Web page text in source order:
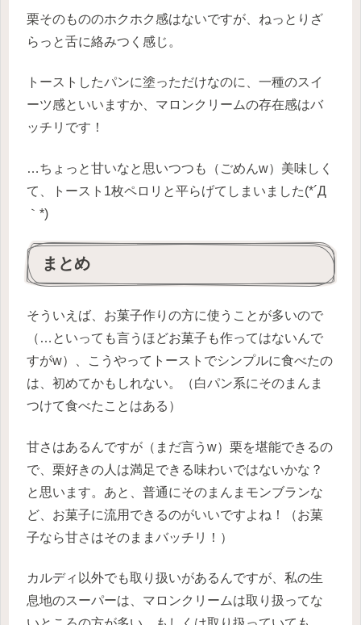
栗そのもののホクホク感はないですが、ねっとりざ
らっと舌に絡みつく感じ。
トーストしたパンに塗っただけなのに、一種のスイ
ーツ感といいますか、マロンクリームの存在感はバ
ッチリです！
…ちょっと甘いなと思いつつも（ごめんw）美味しく
て、トースト1枚ペロリと平らげてしまいました(*´Д
｀*)
まとめ
そういえば、お菓子作りの方に使うことが多いので
（…といっても言うほどお菓子も作ってはないんで
すがw）、こうやってトーストでシンプルに食べたの
は、初めてかもしれない。（白パン系にそのまんま
つけて食べたことはある）
甘さはあるんですが（まだ言うw）栗を堪能できるの
で、栗好きの人は満足できる味わいではないかな？
と思います。あと、普通にそのまんまモンブランな
ど、お菓子に流用できるのがいいですよね！（お菓
子なら甘さはそのままバッチリ！）
カルディ以外でも取り扱いがあるんですが、私の生
息地のスーパーは、マロンクリームは取り扱ってな